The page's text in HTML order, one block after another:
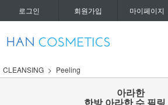
로그인 회원가입 마이페이지
CLEANSING Peeling
아라한